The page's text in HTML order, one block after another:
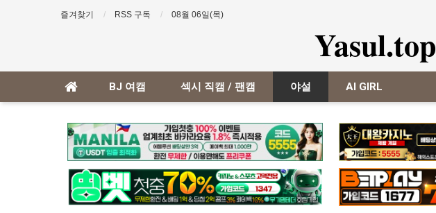
즐겨찾기 RSS 구독 08월 06일(목)
Yasul.top
BJ 여캠 섹시 직캠 / 팬캠 야설 AI GIRL